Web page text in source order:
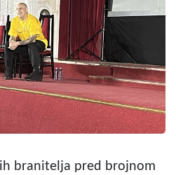
branitelja pred brojnom